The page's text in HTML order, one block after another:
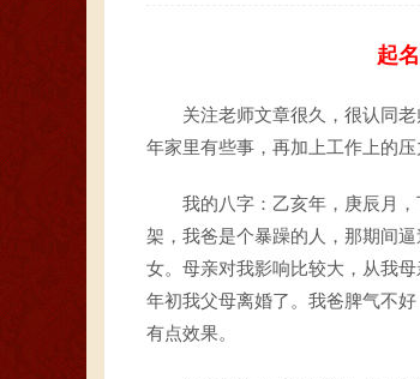
起
关注老师文章很久，很认同
年家里有些事，再加上工作上的压
我的八字：乙亥年，庚辰月
架，我爸是个暴躁的人，那期间
女。母亲对我影响比较大，从我
年初我父母离婚了。我爸脾气不
有点效果。